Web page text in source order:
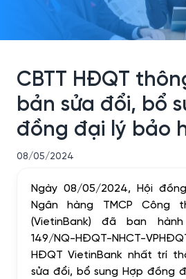
CBTT HĐQT
bản sửa đổi, bổ
đồng đại lý bảo
08/05/2024
Ngày 08/05/2024, Hội
Ngân hàng TMCP Công
(VietinBank) đã ban
149/NQ-HĐQT-NHCT-
HĐQT VietinBank nhất trí
sửa đổi, bổ sung Hợp đồng